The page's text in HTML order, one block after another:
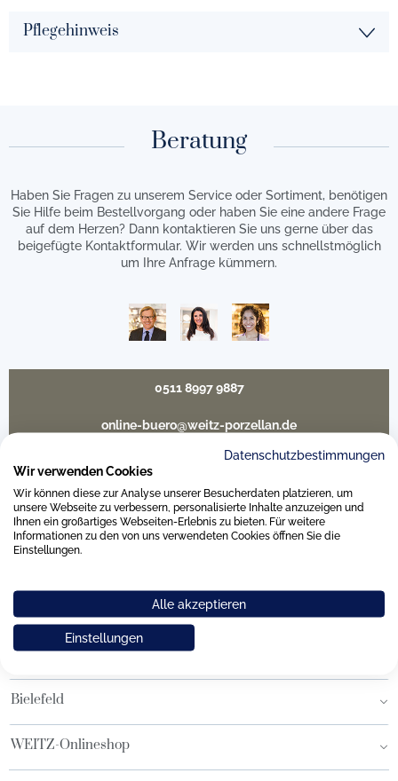
Pflegehinweis
Beratung
Haben Sie Fragen zu unserem Service oder Sortiment, benötigen
Sie Hilfe beim Bestellvorgang oder haben Sie eine andere Frage
auf dem Herzen? Dann kontaktieren Sie uns gerne über das
beigefügte Kontaktformular. Wir werden uns schnellstmöglich
um Ihre Anfrage kümmern.
0511 8997 9887
online-buero@weitz-porzellan.de
Unsere Häuser
Hamburg am Neuen Wall
Hamburg AEZ
Bielefeld
WEITZ-Onlineshop
Datenschutzbestimmungen
Wir verwenden Cookies
Wir können diese zur Analyse unserer Besucherdaten platzieren, um
unsere Webseite zu verbessern, personalisierte Inhalte anzuzeigen und
Ihnen ein großartiges Webseiten-Erlebnis zu bieten. Für weitere
Informationen zu den von uns verwendeten Cookies öffnen Sie die
Einstellungen.
Alle akzeptieren
Einstellungen